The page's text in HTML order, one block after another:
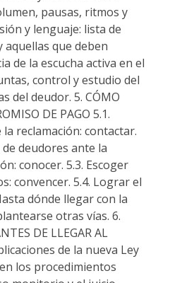
pausas, ritmos y
y lenguaje: lista de
que deben
de la escucha activa en el
control y estudio del
del deudor. 5. CÓMO
DE PAGO 5.1.
reclamación: contactar.
deudores ante la
conocer. 5.3. Escoger
convencer. 5.4. Lograr el
dónde llegar con la
otras vías. 6.
DE LLEGAR AL
de la nueva Ley
los procedimientos